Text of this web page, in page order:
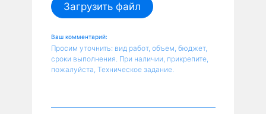
Загрузить файл
Ваш комментарий:
Просим уточнить: вид работ, объем, бюджет,
сроки выполнения. При наличии, прикрепите,
пожалуйста, Техническое задание.